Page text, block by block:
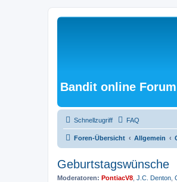
Bandit online Forum
Schnellzugriff FAQ
Foren-Übersicht Allgemein
Geburtstagswünsche
Moderatoren: PontiacV8 J.C. Denton